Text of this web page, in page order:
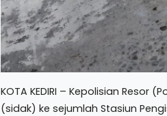
KOTA KEDIRI – Kepolisian Resor
(sidak) ke sejumlah Stasiun